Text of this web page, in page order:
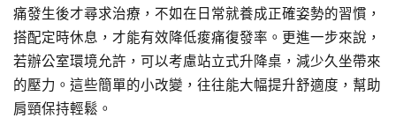
痛發生後才尋求治療，不如在日常就養成正確姿勢的習慣，
搭配定時休息，才能有效降低痠痛復發率。更進一步來說，
若辦公室環境允許，可以考慮站立式升降桌，減少久坐帶來
的壓力。這些簡單的小改變，往往能大幅提升舒適度，幫助
肩頸保持輕鬆。